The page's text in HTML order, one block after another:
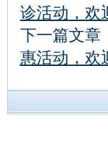
诊活动，欢
下一篇文章
惠活动，欢